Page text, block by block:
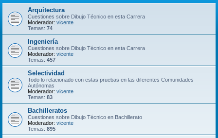
Arquitectura
Cuestiones sobre Dibujo Técnico en esta Carrera
Moderador: vicente
Temas: 74
Ingeniería
Cuestiones sobre Dibujo Técnico en esta Carrera
Moderador: vicente
Temas: 457
Selectividad
Todo lo relacionado con estas pruebas en las diferentes Comunidades
Autónomas
Moderador: vicente
Temas: 83
Bachilleratos
Cuestiones sobre Dibujo Técnico en Bachillerato
Moderador: vicente
Temas: 895